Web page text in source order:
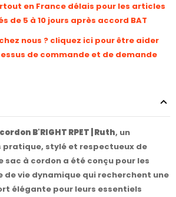
en France délais pour les articles
de 5 à 10 jours après accord BAT
nous ? cliquez ici pour être aider
de commande et de demande
B'RIGHT RPET | Ruth, un
pratique, stylé et respectueux de
sac à cordon a été conçu pour les
de vie dynamique qui recherchent une
élégante pour leurs essentiels